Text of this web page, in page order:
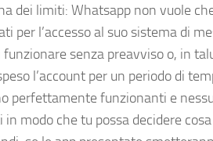
dei limiti: Whatsapp non vuole
per l’accesso al suo sistema di
senza preavviso o, in
l’account per un periodo di
perfettamente funzionanti e
modo che tu possa decidere